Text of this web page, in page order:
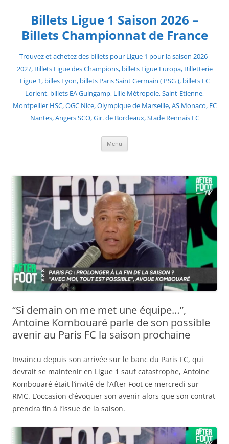
contentBillets Ligue 1 Saison 2026 –
Billets Championnat de France
Trouvez et achetez des billets pour Ligue 1 pour la saison 2026-
2027, Billets Ligue des Champions, billets Ligue Europa, Billetterie
Ligue 1, billes Lyon, billets Paris Saint Germain ( PSG ), billets FC
Lorient, billets EA Guingamp, Lille Métropole, Saint-Etienne,
Montpellier HSC, OGC Nice, Olympique de Marseille, AS Monaco, FC
Nantes, Angers SCO, Gir. de Bordeaux, Stade Rennais FC
Menu
“Si demain on me met une équipe…”,
Antoine Kombouaré parle de son possible
avenir au Paris FC la saison prochaine
Invaincu depuis son arrivée sur le banc du Paris FC, qui
devrait se maintenir en Ligue 1 sauf catastrophe, Antoine
Kombouaré était l’invité de l’After Foot ce mercredi sur
RMC. L’occasion d’évoquer son avenir alors que son contrat
prendra fin à l’issue de la saison.